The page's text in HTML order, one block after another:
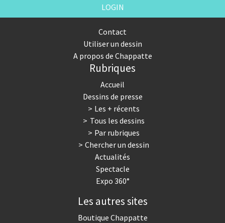
LOGIN
Contact
Utiliser un dessin
A propos de Chappatte
Rubriques
Accueil
Dessins de presse
Les + récents
Tous les dessins
Par rubriques
Chercher un dessin
Actualités
Spectacle
Expo 360°
Les autres sites
Boutique Chappatte